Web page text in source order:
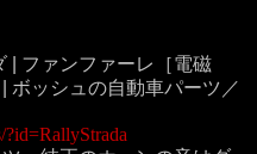
| ファンファーレ［電磁
ボッシュの自動車パーツ／